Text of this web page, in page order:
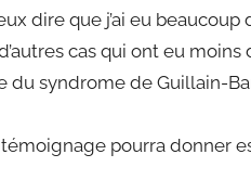
dire que j’ai eu
cas qui ont eu moins
du syndrome de Guillain-
témoignage pourra donner